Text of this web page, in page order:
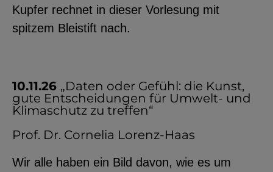
Kupfer rechnet in dieser Vorlesung mit
spitzem Bleistift nach.
10.11.26 „Daten oder Gefühl: die Kunst,
gute Entscheidungen für Umwelt- und
Klimaschutz zu treffen“
Prof. Dr. Cornelia Lorenz-Haas
Wir alle haben ein Bild davon, wie es um